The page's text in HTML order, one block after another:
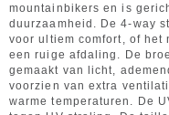
mountainbikers en is
duurzaamheid. De 4-way
voor ultiem comfort, of het
een ruige afdaling. De
gemaakt van licht,
voorzien van extra
warme temperaturen. De